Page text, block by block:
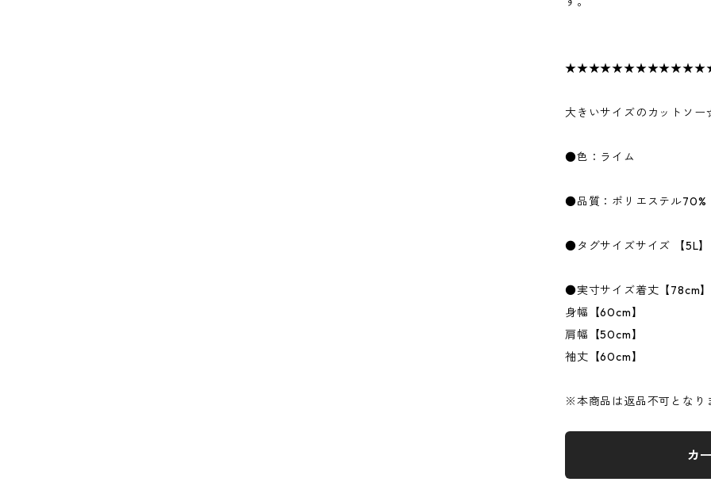
大きいサイズのカットソ
●色：ライム
●品質：ポリエステル
●タグサイズサイズ 【5L】
●実寸サイズ着丈【78cm】
身幅【60cm】
肩幅【50cm】
袖丈【60cm】
※本商品は返品不可となり
カ